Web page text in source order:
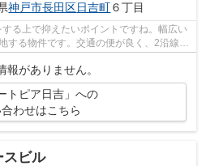
神戸市長田区日吉町６丁目
る上で抑えたいポイントですね。幅広い
する物件です。交通の便が良く、2沿線利
報がありません。
トピア日吉」への
わせはこちら
スビル